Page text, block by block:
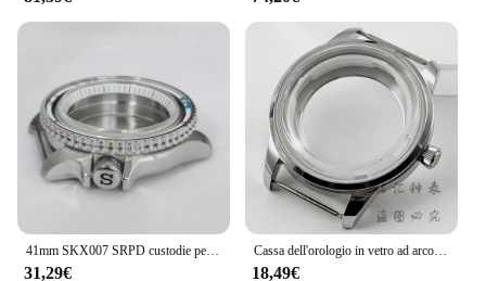
31,29€
Cassa dell'orologio in vetro ad arco per cocktail in acciaio inossidabile da 40mm adatta al movimento NH35 NH36 7 s26 7 s36 4 r35 4 r36
18,49€